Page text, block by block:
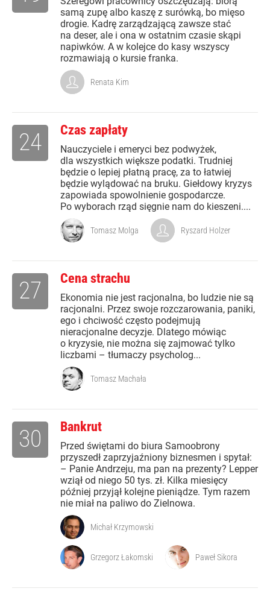
samą zupę albo kaszę z surówką, bo mięso
drogie. Kadrę zarządzającą zawsze stać
na deser, ale i ona w ostatnim czasie skąpi
napiwków. A w kolejce do kasy wszyscy
rozmawiają o kursie franka.
Renata Kim
Czas zapłaty
Nauczyciele i emeryci bez podwyżek,
dla wszystkich większe podatki. Trudniej
będzie o lepiej płatną pracę, za to łatwiej
będzie wylądować na bruku. Giełdowy kryzys
zapowiada spowolnienie gospodarcze.
Po wyborach rząd sięgnie nam do kieszeni....
24
Tomasz Molga Ryszard Holzer
Cena strachu
Ekonomia nie jest racjonalna, bo ludzie nie są
racjonalni. Przez swoje rozczarowania, paniki,
ego i chciwość często podejmują
nieracjonalne decyzje. Dlatego mówiąc
o kryzysie, nie można się zajmować tylko
liczbami – tłumaczy psycholog...
27
Tomasz Machała
Bankrut
Przed świętami do biura Samoobrony
przyszedł zaprzyjaźniony biznesmen i spytał:
– Panie Andrzeju, ma pan na prezenty? Lepper
wziął od niego 50 tys. zł. Kilka miesięcy
później przyjął kolejne pieniądze. Tym razem
nie miał na paliwo do Zielnowa.
30
Michał Krzymowski
Grzegorz Łakomski Paweł Sikora